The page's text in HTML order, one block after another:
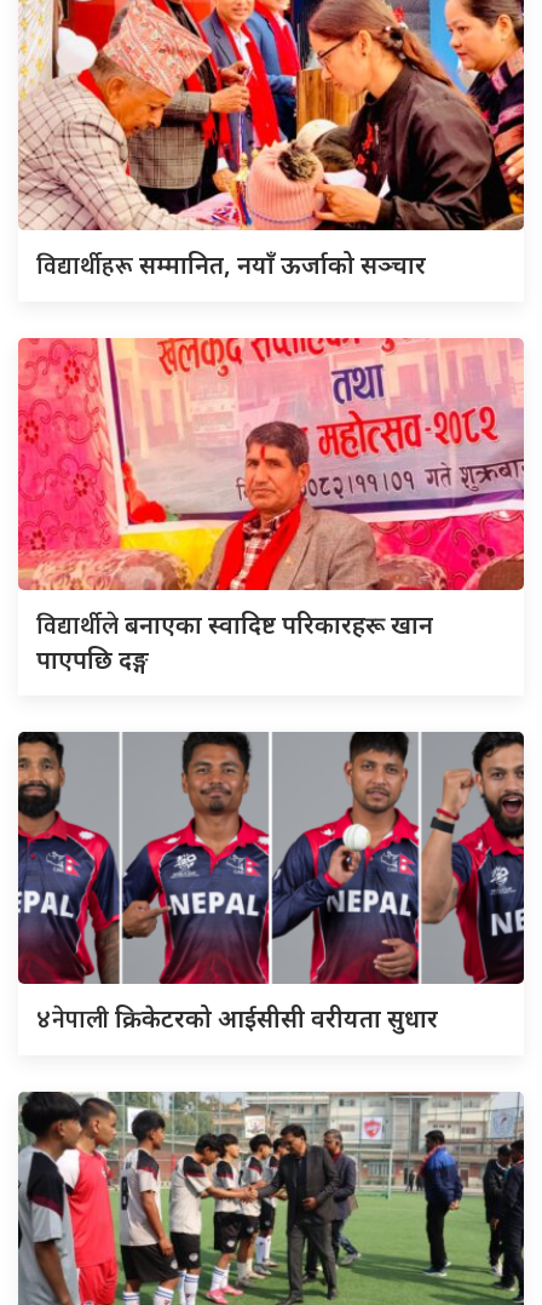
विद्यार्थीहरूसम्मानित, नयाँ ऊर्जाको सञ्चार
विद्यार्थीलेबनाएका स्वादिष्ट परिकारहरू खान
पाएपछि दङ्ग
४नेपालीक्रिकेटरको आईसीसी वरीयता सुधार